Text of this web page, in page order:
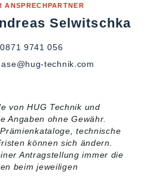
ANSPRECHPARTNER
Selwitschka
0871 9741 056
ase@hug-technik.com
von HUG Technik und
Angaben ohne Gewähr.
technische
können sich ändern.
Antragstellung immer die
beim jeweiligen